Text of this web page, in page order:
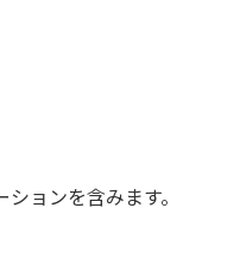
ョンを含みます。